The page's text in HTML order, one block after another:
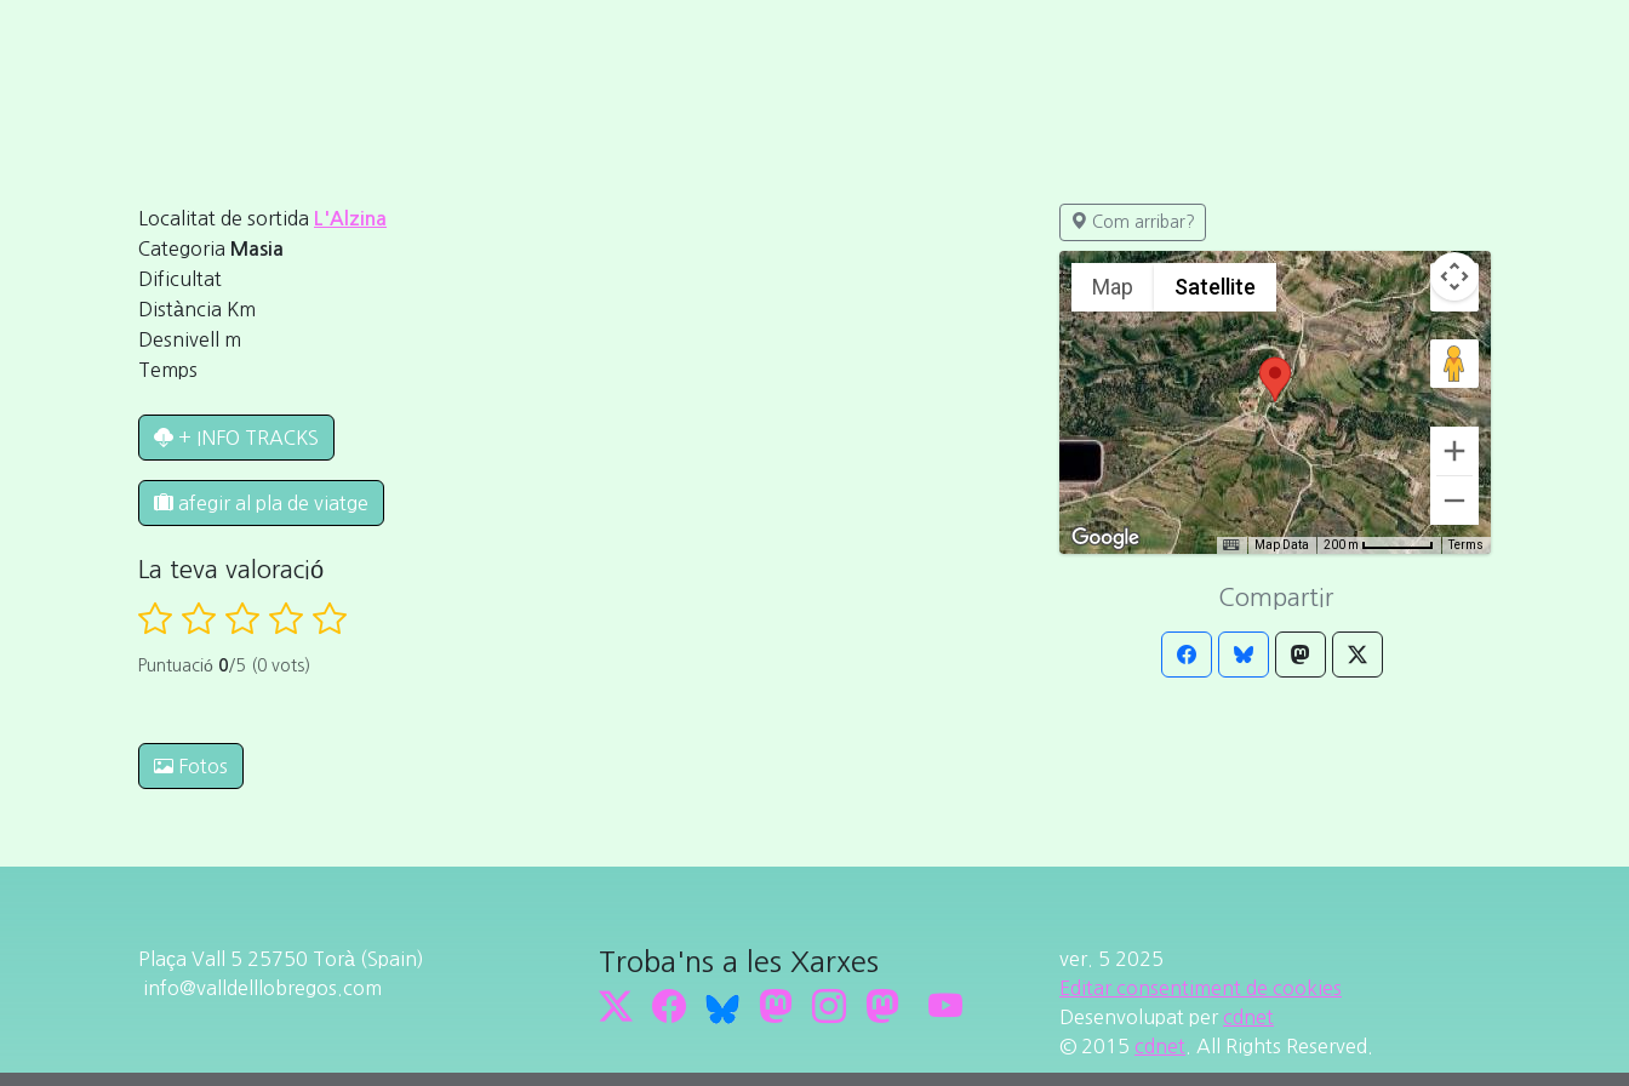
Localitat de sortida L'Alzina
Categoria Masia
Dificultat
Distància Km
Desnivell m
Temps
+ INFO TRACKS
afegir al pla de viatge
La teva valoració
Puntuació 0/5 (0 vots)
Com arribar?
Map Satellite
Map Data 200 m Terms
Compartir
Fotos
Plaça Vall 5 25750 Torà (Spain)
info@valldelllobregos.com
Troba'ns a les Xarxes
ver. 5 2025
Editar consentiment de cookies
Desenvolupat per cdnet
© 2015 cdnet . All Rights Reserved.